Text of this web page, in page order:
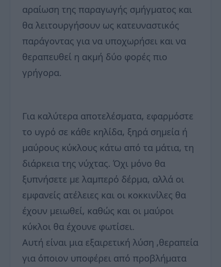
αραίωση της παραγωγής σμήγματος και
θα λειτουργήσουν ως κατευναστικός
παράγοντας για να υποχωρήσει και να
θεραπευθεί η ακμή δύο φορές πιο
γρήγορα.
Για καλύτερα αποτελέσματα, εφαρμόστε
το υγρό σε κάθε κηλίδα, ξηρά σημεία ή
μαύρους κύκλους κάτω από τα μάτια, τη
διάρκεια της νύχτας. Όχι μόνο θα
ξυπνήσετε με λαμπερό δέρμα, αλλά οι
εμφανείς ατέλειες και οι κοκκινίλες θα
έχουν μειωθεί, καθώς και οι μαύροι
κύκλοι θα έχουνε φωτίσει.
Αυτή είναι μια εξαιρετική λύση ,θεραπεία
για όποιον υποφέρει από προβλήματα